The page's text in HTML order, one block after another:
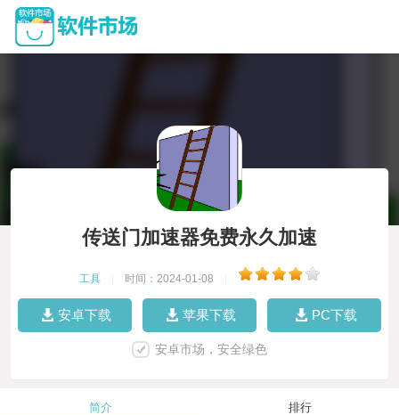
传送门加速器免费永久加速
工具 时间：2024-01-08
安卓下载 苹果下载 PC下载
安卓市场，安全绿色
简介 排行